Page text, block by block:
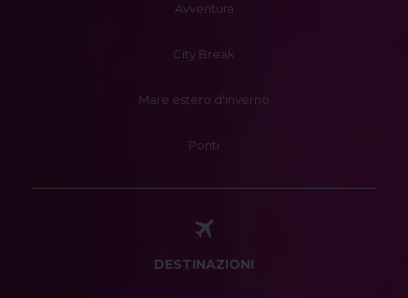
Avventura
City Break
Mare estero d'inverno
Ponti
DESTINAZIONI